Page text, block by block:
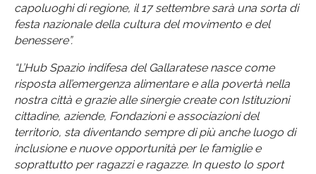
capoluoghi di regione, il 17 settembre sarà una sorta di
festa nazionale della cultura del movimento e del
benessere”.
“L’Hub Spazio indifesa del Gallaratese nasce come
risposta all’emergenza alimentare e alla povertà nella
nostra città e grazie alle sinergie create con Istituzioni
cittadine, aziende, Fondazioni e associazioni del
territorio, sta diventando sempre di più anche luogo di
inclusione e nuove opportunità per le famiglie e
soprattutto per ragazzi e ragazze. In questo lo sport